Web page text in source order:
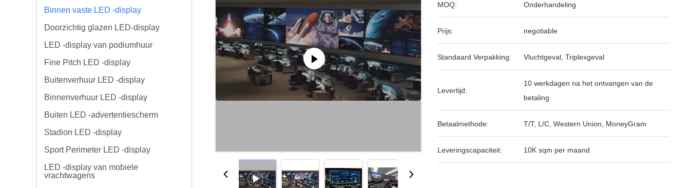
Binnen vaste LED -display
Doorzichtig glazen LED-display
LED -display van podiumhuur
Fine Pitch LED -display
Buitenverhuur LED -display
Binnenverhuur LED -display
Buiten LED -advertentiescherm
Stadion LED -display
Sport Perimeter LED -display
LED -display van mobiele
vrachtwagens
MOQ: Onderhandeling
Prijs: negotiable
Standaard Verpakking: Vluchtgeval, Triplexgeval
Levertijd:
10 werkdagen na het ontvangen van de
betaling
Betaalmethode: T/T, L/C, Western Union, MoneyGram
Leveringscapaciteit: 10K sqm per maand